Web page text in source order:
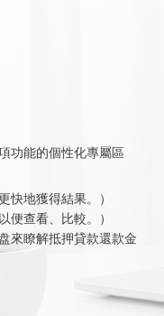
功能的個性化專屬區
快地獲得結果。）
便查看、比較。）
來瞭解抵押貸款還款金